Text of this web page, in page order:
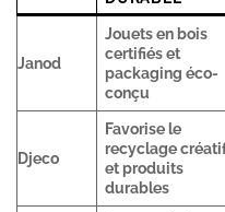
Janod
Jouets en bois
certifiés et
packaging éco-
conçu
Djeco
Favorise le
recyclage
et produits
durables